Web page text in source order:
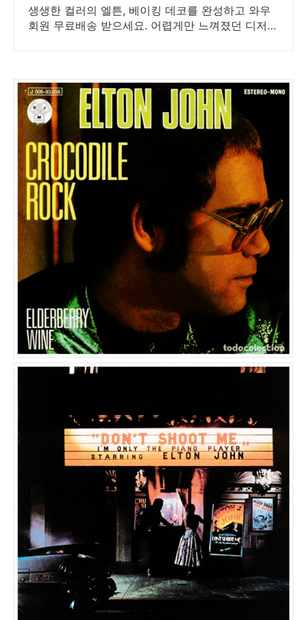
생생한 컬러의 엘튼, 베이킹 데코를 완성하고 와우
회원 무료배송 받으세요. 어렵게만 느껴졌던 디저트